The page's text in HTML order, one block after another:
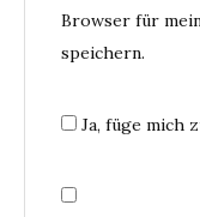
Browser für
speichern.
Ja, füge mich